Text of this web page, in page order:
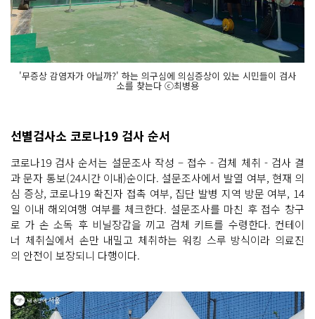
'무증상 감염자가 아닐까?' 하는 의구심에 의심증상이 있는 시민들이 검사
소를 찾는다 ⓒ최병용
선별검사소 코로나19 검사 순서
코로나19 검사 순서는 설문조사 작성 – 접수 - 검체 체취 - 검사 결
과 문자 통보(24시간 이내)순이다. 설문조사에서 발열 여부, 현재 의
심 증상, 코로나19 확진자 접촉 여부, 집단 발병 지역 방문 여부, 14
일 이내 해외여행 여부를 체크한다. 설문조사를 마친 후 접수 창구
로 가 손 소독 후 비닐장갑을 끼고 검체 키트를 수령한다. 컨테이
너 체취실에서 손만 내밀고 체취하는 워킹 스루 방식이라 의료진
의 안전이 보장되니 다행이다.